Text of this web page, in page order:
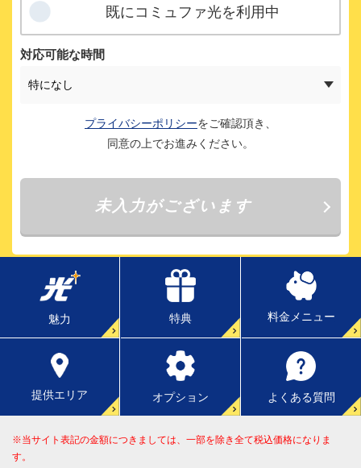
魅力 特典 料金メニュー
提供エリア オプション よくある質問
※当サイト表記の金額につきましては、一部を除き全て税込価格になりま
す。